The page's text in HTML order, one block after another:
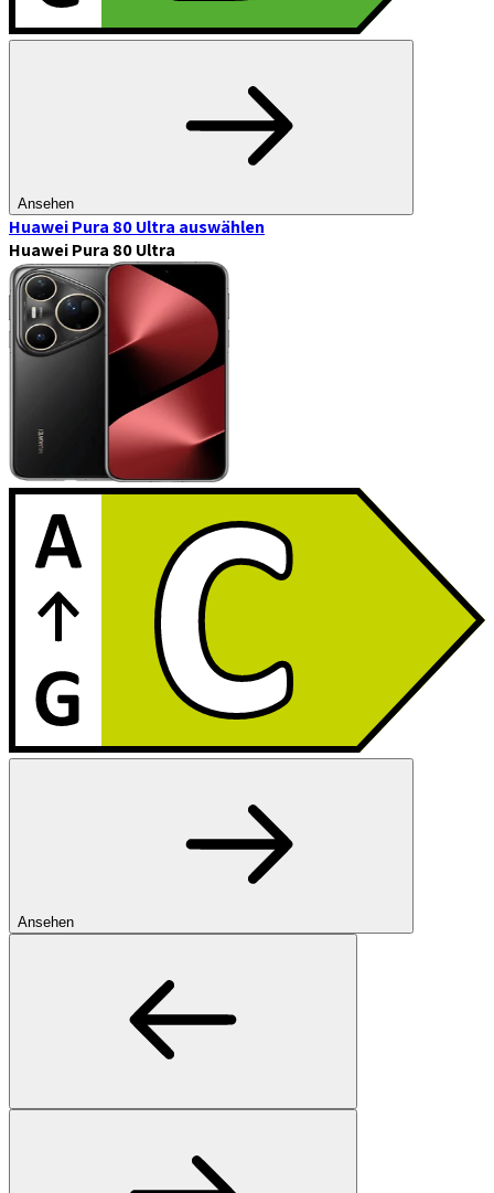
Ansehen
Huawei Pura 80 Ultra auswählen
Huawei Pura 80 Ultra
Ansehen